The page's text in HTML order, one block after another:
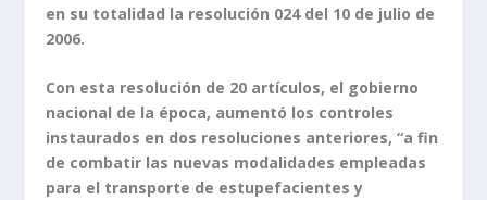
en su totalidad la resolución 024 del 10 de julio de
2006.
Con esta resolución de 20 artículos, el gobierno
nacional de la época, aumentó los controles
instaurados en dos resoluciones anteriores, “a fin
de combatir las nuevas modalidades empleadas
para el transporte de estupefacientes y